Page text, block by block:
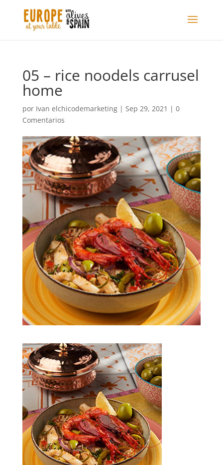
05 – rice noodels carrusel
home
por Ivan elchicodemarketing| Sep 29, 2021 | 0
Comentarios